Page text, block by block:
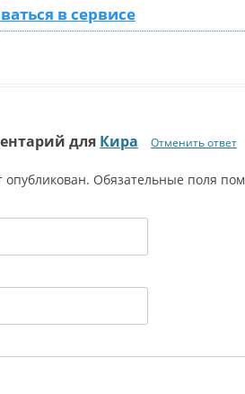
в сервисе
для Кира Отменить ответ
опубликован. Обязательные поля